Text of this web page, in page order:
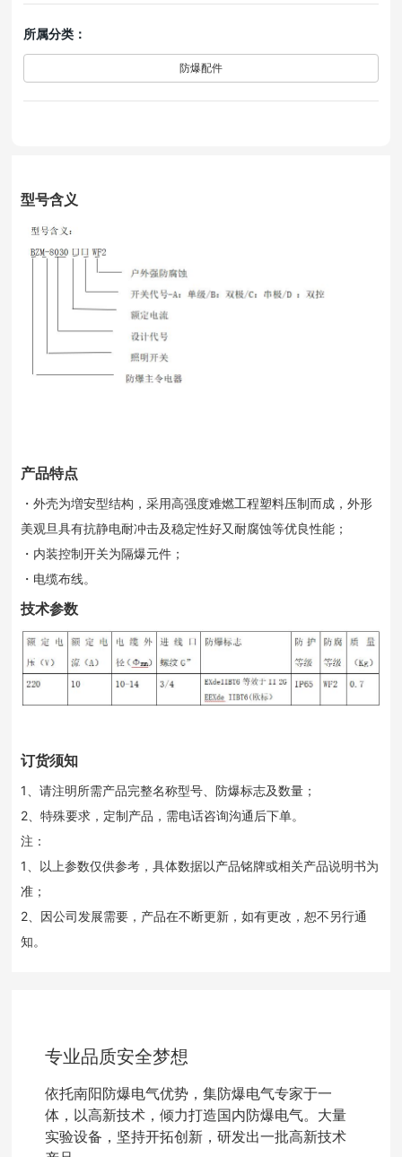
型号含义
产品特点
・外壳为増安型结构，采用高强度难燃工程塑料压制而成，外形
美观旦具有抗静电耐冲击及稳定性好又耐腐蚀等优良性能；
・内装控制开关为隔爆元件；
・电缆布线。
技术参数
订货须知
1、请注明所需产品完整名称型号、防爆标志及数量；
2、特殊要求，定制产品，需电话咨询沟通后下单。
注：
1、以上参数仅供参考，具体数据以产品铭牌或相关产品说明书为
准；
2、因公司发展需要，产品在不断更新，如有更改，恕不另行通
知。
专业品质安全梦想
依托南阳防爆电气优势，集防爆电气专家于一
体，以高新技术，倾力打造国内防爆电气。大量
实验设备，坚持开拓创新，研发出一批高新技术
所属分类：
防爆配件